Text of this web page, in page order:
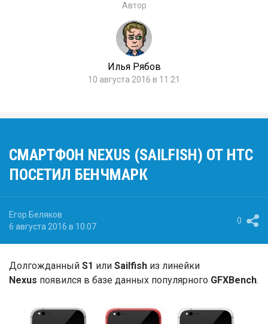
Автор
Илья Рябов
10 августа 2016 в 11:21
СМАРТФОН NEXUS (SAILFISH) ОТ HTC
ПОСЕТИЛ БЕНЧМАРК
Егор Беляков
6 августа 2016 в 10:07
0
Долгожданный S1 или Sailfish из линейки
Nexus появился в базе данных популярного GFXBench.